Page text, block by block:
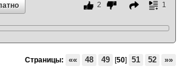
2 1
Страницы: «« 48 49 [50] 51 52 »»